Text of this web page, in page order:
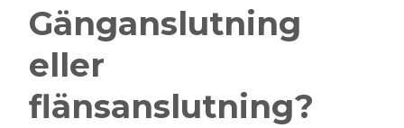
Gänganslutning
eller
flänsanslutning?